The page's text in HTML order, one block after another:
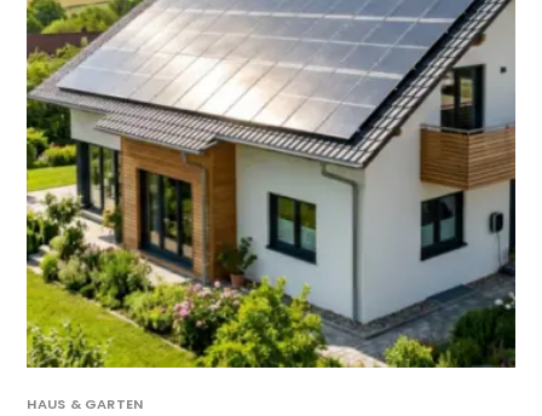
HAUS & GARTEN